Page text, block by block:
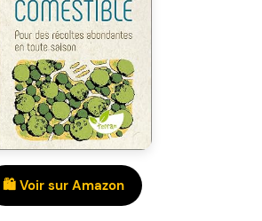
🛍️ Voir sur Amazon